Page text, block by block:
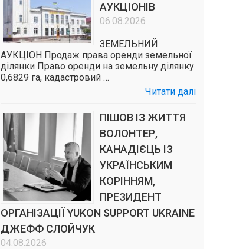
АУКЦІОНІВ
06.08.2026
ЗЕМЕЛЬНИЙ
АУКЦІОН Продаж права оренди земельної
ділянки Право оренди на земельну ділянку
0,6829 га, кадастровий …
Читати далі
ПІШОВ ІЗ ЖИТТЯ
ВОЛОНТЕР,
КАНАДІЄЦЬ ІЗ
УКРАЇНСЬКИМ
КОРІННЯМ,
ПРЕЗИДЕНТ
ОРГАНІЗАЦІЇ YUKON SUPPORT UKRAINE
ДЖЕФФ СЛОЙЧУК
04.08.2026